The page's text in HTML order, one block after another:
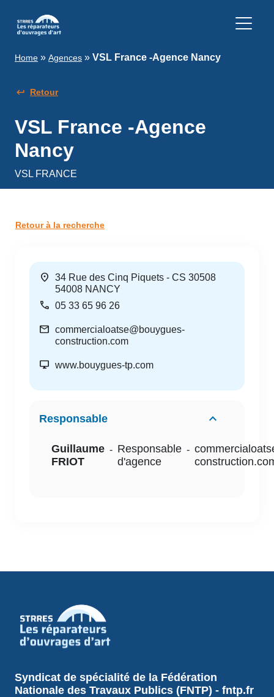
Home » Agences » VSL France -Agence Nancy
Retour
VSL France -Agence
Nancy
VSL FRANCE
Retour à la recherche
location_on
34 Rue des Cinq Piquets - CS 30508
54008 NANCY
call 05 33 65 96 26
mail commercialoatse@bouygues-
construction.com
desktop_windows www.bouygues-tp.com
Responsable
Guillaume
FRIOT
- Responsable
d'agence
-
Syndicat de spécialité de la Fédération
Nationale des Travaux Publics (FNTP) - fntp.fr